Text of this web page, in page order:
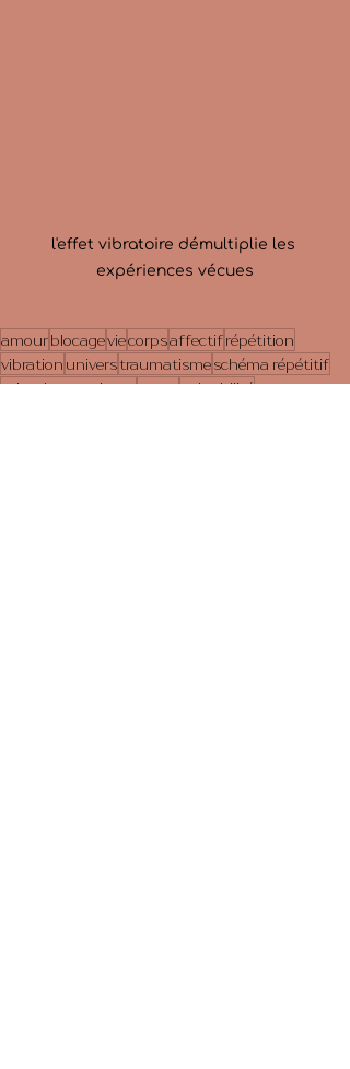
l'effet vibratoire démultiplie les
expériences vécues
amourblocageviecorpsaffectifrépétition
vibration universtraumatismeschéma répétitif
prise de consciencepeursculpabilité